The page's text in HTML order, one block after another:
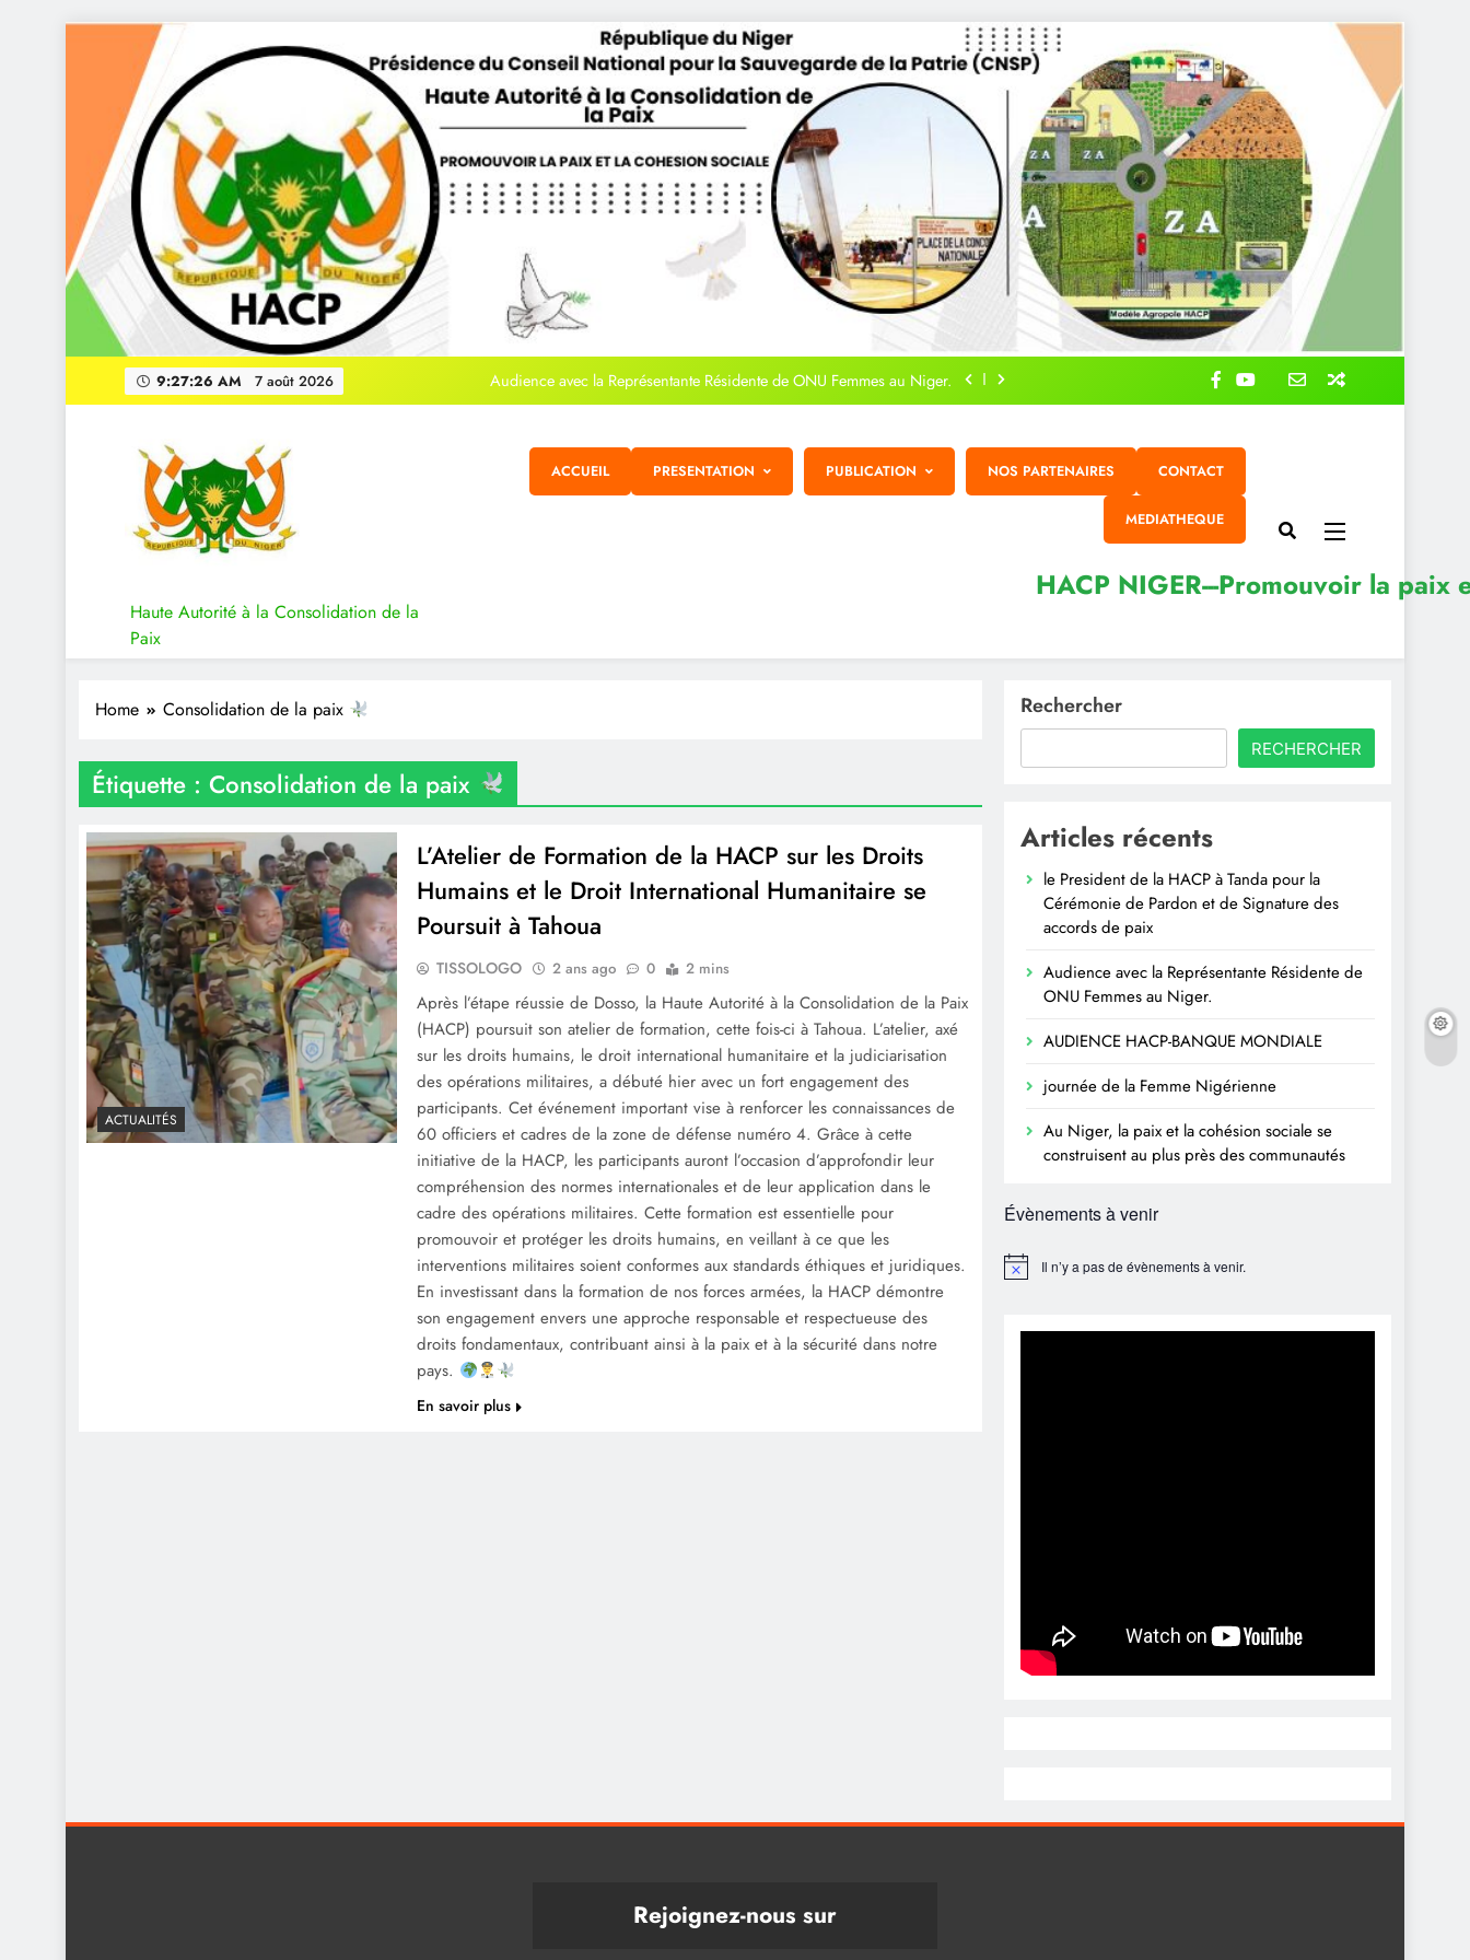
Skip
9:27:27 AM 7 août 2026
journée de la Femme Nigérienne
le President de la HACP à Tanda pour la Cérémonie de Pardon et de Signature des
accords de paix
Audience avec la Représentante Résidente de ONU Femmes au Niger.
journée de la Femme Nigérienne
Haute Autorité à la Consolidation de la
Paix
ACCUEIL PRESENTATION PUBLICATION NOS PARTENAIRES CONTACT
MEDIATHEQUE
Home Consolidation de la paix
Étiquette : Consolidation de la paix
ACTUALITÉS
L’Atelier de Formation de la HACP sur les Droits
Humains et le Droit International Humanitaire se
Poursuit à Tahoua
TISSOLOGO 2 ans ago 0 2 mins
Après l’étape réussie de Dosso, la Haute Autorité à la Consolidation de la Paix
(HACP) poursuit son atelier de formation, cette fois-ci à Tahoua. L’atelier, axé
sur les droits humains, le droit international humanitaire et la judiciarisation
des opérations militaires, a débuté hier avec un fort engagement des
participants. Cet événement important vise à renforcer les connaissances de
60 officiers et cadres de la zone de défense numéro 4. Grâce à cette
initiative de la HACP, les participants auront l’occasion d’approfondir leur
compréhension des normes internationales et de leur application dans le
cadre des opérations militaires. Cette formation est essentielle pour
promouvoir et protéger les droits humains, en veillant à ce que les
interventions militaires soient conformes aux standards éthiques et juridiques.
En investissant dans la formation de nos forces armées, la HACP démontre
son engagement envers une approche responsable et respectueuse des
droits fondamentaux, contribuant ainsi à la paix et à la sécurité dans notre
pays.
En savoir plus
Rechercher
RECHERCHER
Articles récents
le President de la HACP à Tanda pour la
Cérémonie de Pardon et de Signature des
accords de paix
Audience avec la Représentante Résidente de
ONU Femmes au Niger.
AUDIENCE HACP-BANQUE MONDIALE
journée de la Femme Nigérienne
Au Niger, la paix et la cohésion sociale se
construisent au plus près des communautés
Évènements à venir
Il n’y a pas de évènements à venir.
Rejoignez-nous sur